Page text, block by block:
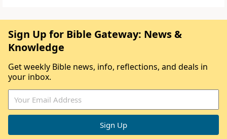
Sign Up for Bible Gateway: News &
Knowledge
Get weekly Bible news, info, reflections, and deals in
your inbox.